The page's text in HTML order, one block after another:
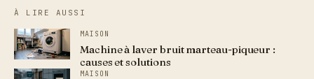
À LIRE AUSSI
MAISON
Machine à laver bruit marteau-piqueur :
causes et solutions
MAISON